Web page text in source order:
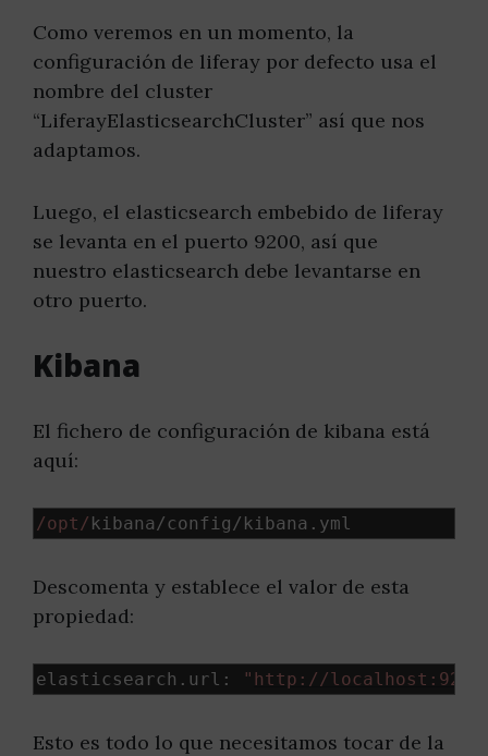
Como veremos en un momento, la
configuración de liferay por defecto usa el
nombre del cluster
“LiferayElasticsearchCluster” así que nos
adaptamos.
Luego, el elasticsearch embebido de liferay
se levanta en el puerto 9200, así que
nuestro elasticsearch debe levantarse en
otro puerto.
Kibana
El fichero de configuración de kibana está
aquí:
/opt/ kibana/config/ kibana . yml
Descomenta y establece el valor de esta
propiedad:
elasticsearch . url : " http://
Esto es todo lo que necesitamos tocar de la